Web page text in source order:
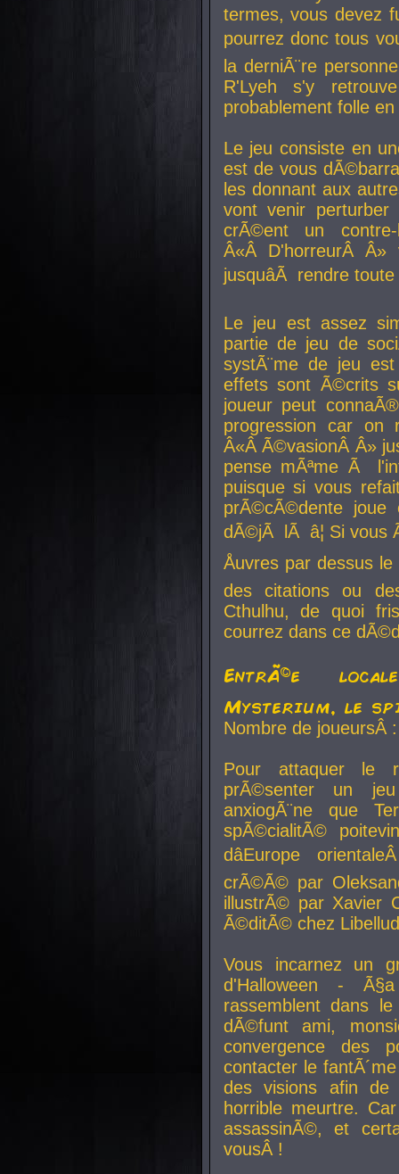
termes, vous devez
pourrez donc tous
la derniÃ¨re
R'Lyeh s'y
probablement folle
Le jeu consiste en
est de vous
les donnant aux
vont venir perturber
crÃ©ent un
Â«Â D'horreurÂ
jusquâÃ rendre
Le jeu est assez
partie de jeu de
systÃ¨me de jeu
effets sont Ã©crits
joueur peut
progression car
Â«Â Ã©vasionÂ Â»
pense mÃªme Ã
puisque si vous
prÃ©cÃ©dente
dÃ©jÃ lÃ â¦ Si vous
Åuvres par dessus
des citations ou
Cthulhu, de quoi
courrez dans ce
EntrÃ©e
Mysterium, le
Nombre de
Pour attaquer le
prÃ©senter un
anxiogÃ¨ne que
spÃ©cialitÃ©
dâEurope
crÃ©Ã© par
illustrÃ© par Xavier
Ã©ditÃ© chez
Vous incarnez un
d'Halloween -
rassemblent dans
dÃ©funt ami,
convergence des
contacter le
des visions afin
horrible meurtre.
assassinÃ©, et
vousÂ !